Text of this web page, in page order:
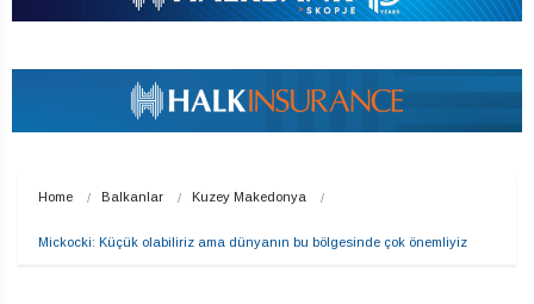
Home Balkanlar Kuzey Makedonya
Mickocki: Küçük olabiliriz ama dünyanın bu bölgesinde çok önemliyiz